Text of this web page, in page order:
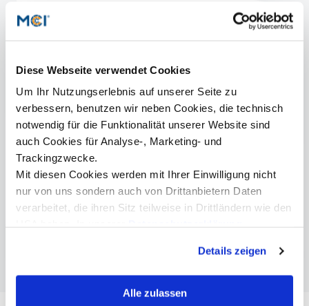
Diese Webseite verwendet Cookies
Um Ihr Nutzungserlebnis auf unserer Seite zu
verbessern, benutzen wir neben Cookies, die technisch
notwendig für die Funktionalität unserer Website sind
auch Cookies für Analyse-, Marketing- und
Trackingzwecke.
Mit diesen Cookies werden mit Ihrer Einwilligung nicht
nur von uns sondern auch von Drittanbietern Daten
verarbeitet, die ihren Sitz teilweise in Drittländern wie den
erklären Ihnen genau, was eine Datenübermittlung in die
USA bedeuten kann.
Details zeigen
Alle zulassen
Head of Alumni & Events
+43 512 2070 - 1710
bettina.stichauner@mci.edu